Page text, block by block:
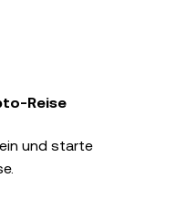
Reise
und starte